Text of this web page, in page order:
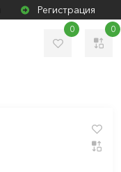
Регистрация
0 0